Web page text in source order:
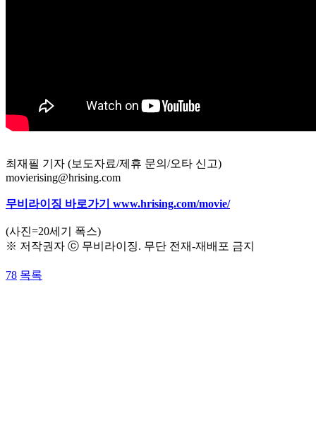
최재필 기자 (보도자료/제휴 문의/오타 신고)
movierising@hrising.com
무비라이징 바로가기 www.hrising.com/movie/
(사진=20세기 폭스)
※ 저작권자 ⓒ 무비라이징. 무단 전재-재배포 금지
78 목록